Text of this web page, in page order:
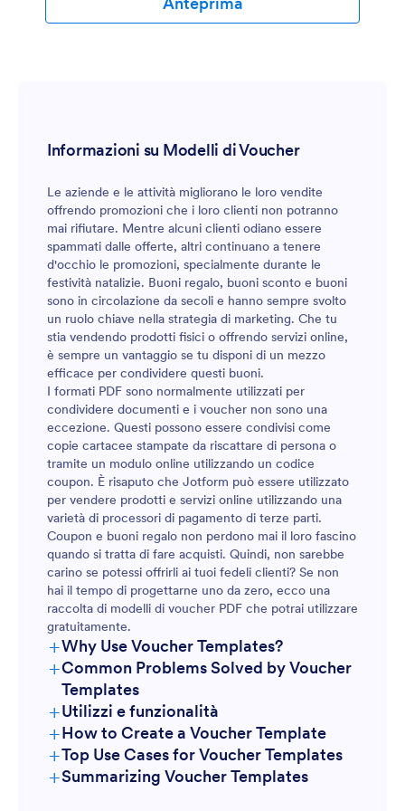
celebrazione, un biglietto o un pass per un evento o un
Informazioni su Modelli di Voucher
Le aziende e le attività migliorano le loro vendite
offrendo promozioni che i loro clienti non potranno
mai rifiutare. Mentre alcuni clienti odiano essere
spammati dalle offerte, altri continuano a tenere
d'occhio le promozioni, specialmente durante le
festività natalizie. Buoni regalo, buoni sconto e buoni
sono in circolazione da secoli e hanno sempre svolto
un ruolo chiave nella strategia di marketing. Che tu
stia vendendo prodotti fisici o offrendo servizi online,
è sempre un vantaggio se tu disponi di un mezzo
efficace per condividere questi buoni.
I formati PDF sono normalmente utilizzati per
condividere documenti e i voucher non sono una
eccezione. Questi possono essere condivisi come
copie cartacee stampate da riscattare di persona o
tramite un modulo online utilizzando un codice
coupon. È risaputo che Jotform può essere utilizzato
per vendere prodotti e servizi online utilizzando una
varietà di processori di pagamento di terze parti.
Coupon e buoni regalo non perdono mai il loro fascino
quando si tratta di fare acquisti. Quindi, non sarebbe
carino se potessi offrirli ai tuoi fedeli clienti? Se non
hai il tempo di progettarne uno da zero, ecco una
raccolta di modelli di voucher PDF che potrai utilizzare
gratuitamente.
+Why Use Voucher Templates?
+Common Problems Solved by Voucher
Templates
+Utilizzi e funzionalità
+How to Create a Voucher Template
+Top Use Cases for Voucher Templates
For Managers
+Summarizing Voucher Templates